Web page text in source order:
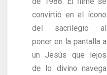
convirtió en el ícono
del sacrilegio al
poner en la pantalla a
un Jesús que lejos
de lo divino navega